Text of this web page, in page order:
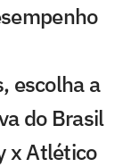
escolha a
do Brasil
x Atlético